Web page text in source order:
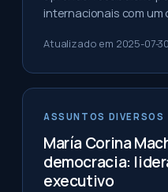
internacionais com um
Atualizado em 2025-07-
ASSUNTOS DIVERSOS
María Corina
democracia:
executivo